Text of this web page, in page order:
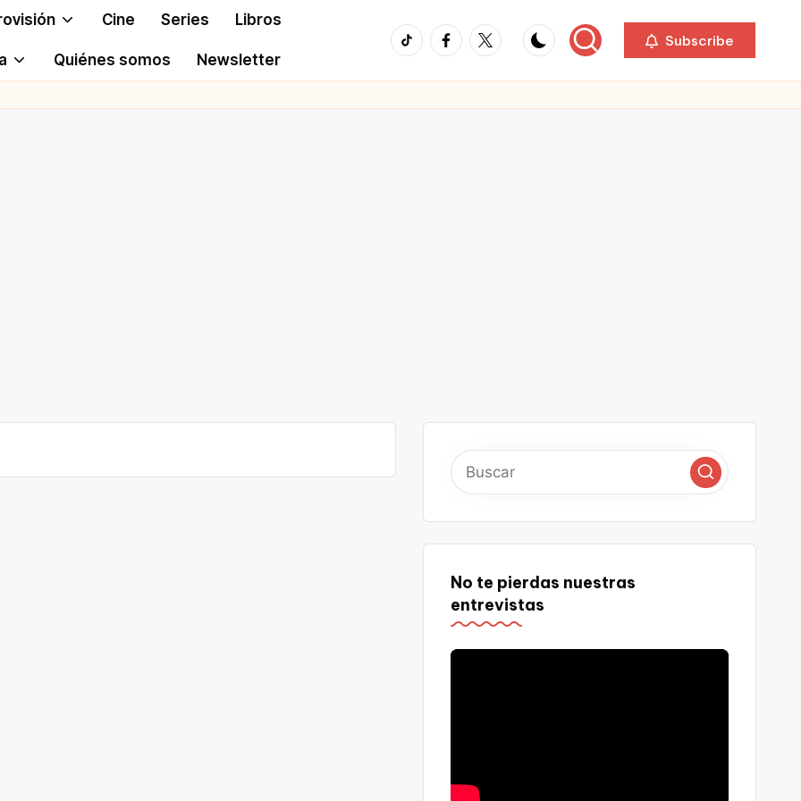
Cine Series Libros
Quiénes somos Newsletter
TikTokFacebook
Twitter Subscribe
No te pierdas nuestras
entrevistas